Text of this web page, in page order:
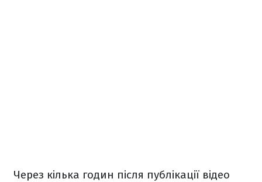
Через кілька годин після публікації відео